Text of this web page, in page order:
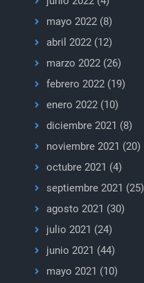
mayo 2022(8)
abril 2022(12)
marzo 2022(26)
febrero 2022(19)
enero 2022(10)
diciembre 2021 (8)
noviembre 2021 (20)
octubre 2021 (4)
septiembre 2021 (25)
agosto 2021 (30)
julio 2021 (24)
junio 2021 (44)
mayo 2021 (10)